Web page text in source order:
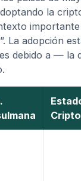
la
La adopción
debido a — la
Cripto